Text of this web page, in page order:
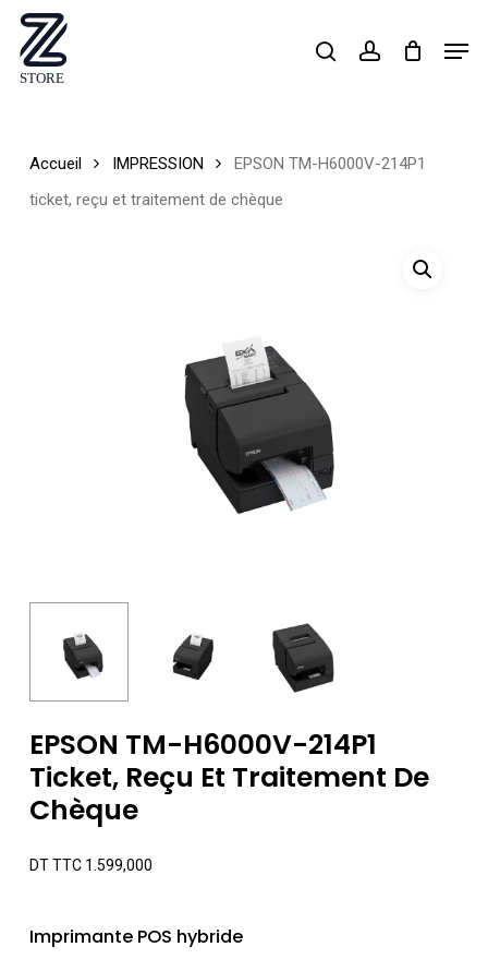
Skip
main
searchaccount
Accueil IMPRESSION
EPSON TM-H6000V-214P1
ticket, reçu et traitement de chèque
EPSON TM-H6000V-214P1
Ticket, Reçu Et Traitement De
Chèque
DT TTC1.599,000
Imprimante POS hybride